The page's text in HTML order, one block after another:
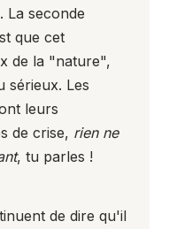
La seconde
que cet
de la "nature",
sérieux. Les
leurs
de crise, rien ne
, tu parles !
de dire qu'il